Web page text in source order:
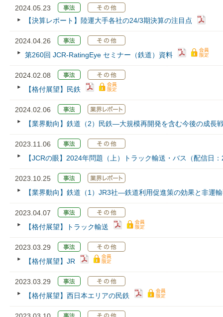
2024.05.23
【決算レポート】陸運大手各社の24/3期決算の注目点
2024.04.26
第260回 JCR‐RatingEye セミナー（鉄道）資料
2024.02.08
【格付展望】民鉄
2024.02.06
【業界動向】鉄道（2）民鉄―大規模再開発を含む今後の成長
2023.11.06
【JCRの眼】2024年問題（上）トラック輸送・バス（配信日
2023.10.25
【業界動向】鉄道（1）JR3社―鉄道利用促進策の効果と非運
2023.04.07
【格付展望】トラック輸送
2023.03.29
【格付展望】JR
2023.03.29
【格付展望】西日本エリアの民鉄